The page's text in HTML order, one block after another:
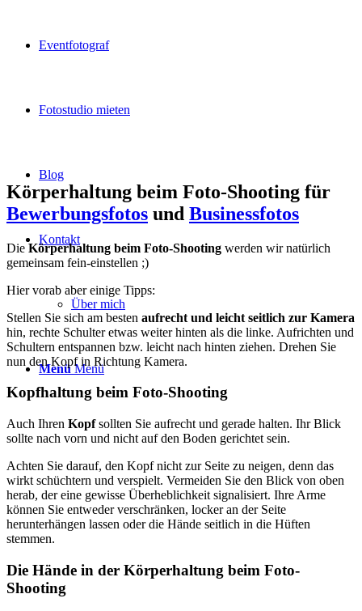
Eventfotograf
Fotostudio mieten
Blog
Kontakt
Über mich
Menü Menü
Körperhaltung beim Foto-Shooting für
Bewerbungsfotos und Businessfotos
Die Körperhaltung beim Foto-Shooting werden wir natürlich
gemeinsam fein-einstellen ;)
Hier vorab aber einige Tipps:
Stellen Sie sich am besten aufrecht und leicht seitlich zur Kamera
hin, rechte Schulter etwas weiter hinten als die linke. Aufrichten und
Schultern entspannen bzw. leicht nach hinten ziehen. Drehen Sie
nun den Kopf in Richtung Kamera.
Kopfhaltung beim Foto-Shooting
Auch Ihren Kopfsollten Sie aufrecht und gerade halten. Ihr Blick
sollte nach vorn und nicht auf den Boden gerichtet sein.
Achten Sie darauf, den Kopf nicht zur Seite zu neigen, denn das
wirkt schüchtern und verspielt. Vermeiden Sie den Blick von oben
herab, der eine gewisse Überheblichkeit signalisiert. Ihre Arme
können Sie entweder verschränken, locker an der Seite
herunterhängen lassen oder die Hände seitlich in die Hüften
stemmen.
Die Hände in der Körperhaltung beim Foto-
Shooting